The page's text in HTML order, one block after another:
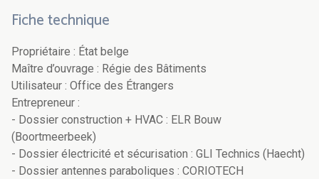
Fiche technique
Propriétaire : État belge
Maître d’ouvrage : Régie des Bâtiments
Utilisateur : Office des Étrangers
Entrepreneur :
- Dossier construction + HVAC : ELR Bouw
(Boortmeerbeek)
- Dossier électricité et sécurisation : GLI Technics (Haecht)
- Dossier antennes paraboliques : CORIOTECH